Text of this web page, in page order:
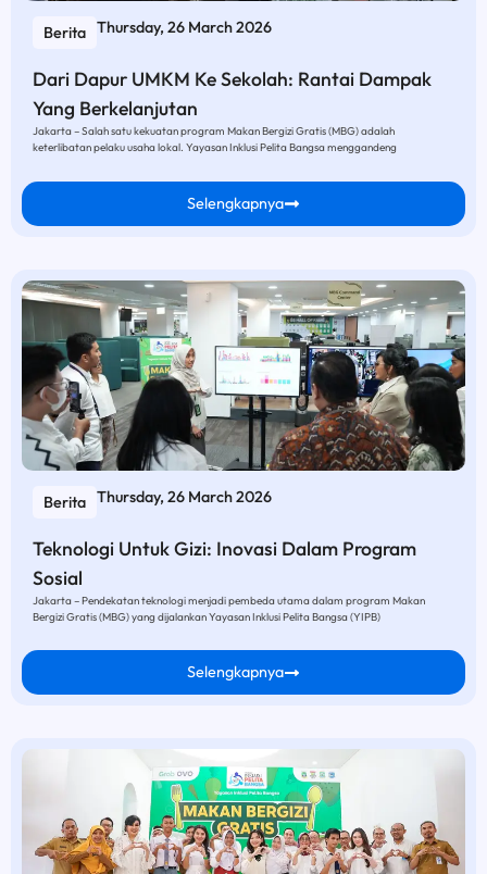
Berita Thursday, 26 March 2026
Dari Dapur UMKM Ke Sekolah: Rantai Dampak
Yang Berkelanjutan
Jakarta – Salah satu kekuatan program Makan Bergizi Gratis (MBG) adalah
keterlibatan pelaku usaha lokal. Yayasan Inklusi Pelita Bangsa menggandeng
Selengkapnya
Berita Thursday, 26 March 2026
Teknologi Untuk Gizi: Inovasi Dalam Program
Sosial
Jakarta – Pendekatan teknologi menjadi pembeda utama dalam program Makan
Bergizi Gratis (MBG) yang dijalankan Yayasan Inklusi Pelita Bangsa (YIPB)
Selengkapnya